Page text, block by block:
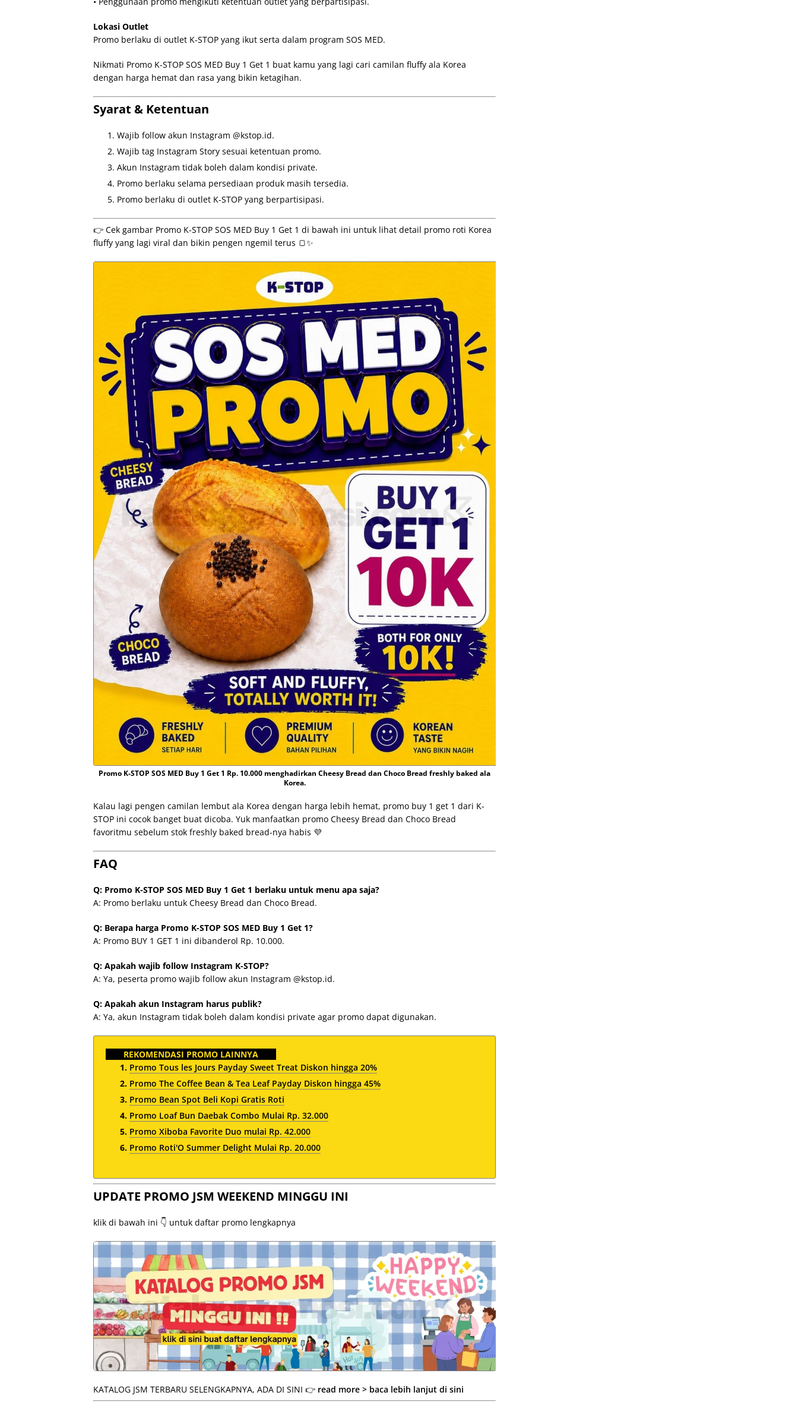
Lokasi Outlet
Promo berlaku di outlet K-STOP yang ikut serta dalam program SOS MED.
Nikmati Promo K-STOP SOS MED Buy 1 Get 1 buat kamu yang lagi cari camilan fluffy ala Korea
dengan harga hemat dan rasa yang bikin ketagihan.
Syarat & Ketentuan
Wajib follow akun Instagram @kstop.id.
Wajib tag Instagram Story sesuai ketentuan promo.
Akun Instagram tidak boleh dalam kondisi private.
Promo berlaku selama persediaan produk masih tersedia.
Promo berlaku di outlet K-STOP yang berpartisipasi.
👉 Cek gambar Promo K-STOP SOS MED Buy 1 Get 1 di bawah ini untuk lihat detail promo roti Korea
fluffy yang lagi viral dan bikin pengen ngemil terus 🍞✨
Promo K-STOP SOS MED Buy 1 Get 1 Rp. 10.000 menghadirkan Cheesy Bread dan Choco Bread freshly baked ala
Korea.
Kalau lagi pengen camilan lembut ala Korea dengan harga lebih hemat, promo buy 1 get 1 dari K-
STOP ini cocok banget buat dicoba. Yuk manfaatkan promo Cheesy Bread dan Choco Bread
favoritmu sebelum stok freshly baked bread-nya habis 💜
FAQ
Q: Promo K-STOP SOS MED Buy 1 Get 1 berlaku untuk menu apa saja?
A: Promo berlaku untuk Cheesy Bread dan Choco Bread.
Q: Berapa harga Promo K-STOP SOS MED Buy 1 Get 1?
A: Promo BUY 1 GET 1 ini dibanderol Rp. 10.000.
Q: Apakah wajib follow Instagram K-STOP?
A: Ya, peserta promo wajib follow akun Instagram @kstop.id.
Q: Apakah akun Instagram harus publik?
A: Ya, akun Instagram tidak boleh dalam kondisi private agar promo dapat digunakan.
REKOMENDASI PROMO LAINNYA
Promo Tous les Jours Payday Sweet Treat Diskon hingga 20%
Promo The Coffee Bean & Tea Leaf Payday Diskon hingga 45%
Promo Bean Spot Beli Kopi Gratis Roti
Promo Loaf Bun Daebak Combo Mulai Rp. 32.000
Promo Xiboba Favorite Duo mulai Rp. 42.000
Promo Roti'O Summer Delight Mulai Rp. 20.000
UPDATE PROMO JSM WEEKEND MINGGU INI
klik di bawah ini 👇 untuk daftar promo lengkapnya
KATALOG JSM TERBARU SELENGKAPNYA, ADA DI SINI 👉 read more > baca lebih lanjut di sini